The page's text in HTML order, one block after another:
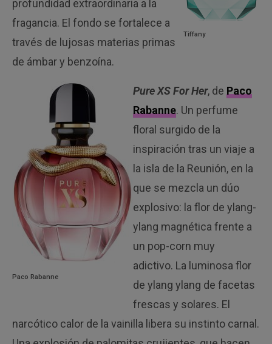
Tiffany
profundidad extraordinaria a la
fragancia. El fondo se fortalece a
través de lujosas materias primas
de ámbar y benzoína.
Paco Rabanne
Pure XS For Her, de Paco
Rabanne. Un perfume
floral surgido de la
inspiración tras un viaje a
la isla de la Reunión, en la
que se mezcla un dúo
explosivo: la flor de ylang-
ylang magnética frente a
un pop-corn muy
adictivo. La luminosa flor
de ylang ylang de facetas
frescas y solares. El
narcótico calor de la vainilla libera su instinto carnal.